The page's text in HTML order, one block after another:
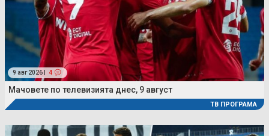
9 авг 2026 | 4
Мачовете по телевизията днес, 9 август
ТВ ПРОГРАМА